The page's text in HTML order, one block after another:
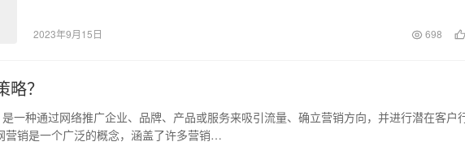
2023年9月15日 698
？
一种通过网络推广企业、品牌、产品或服务来吸引流量、确立营销方向，并进行潜在客户
营销是一个广泛的概念，涵盖了许多营销…